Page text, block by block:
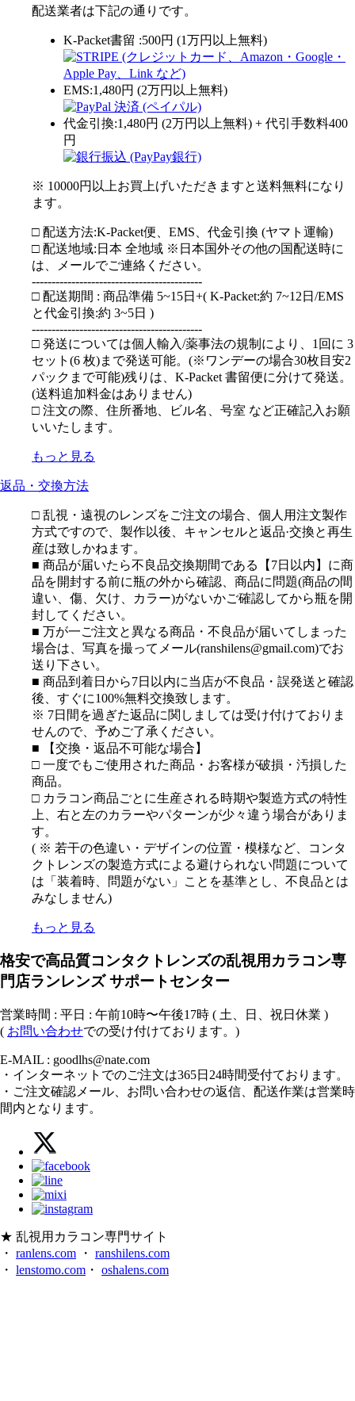
配送業者は下記の通りです。
K-Packet書留 :500円 (1万円以上無料)
EMS:1,480円 (2万円以上無料)
代金引換:1,480円 (2万円以上無料) + 代引手数料400
円
※ 10000円以上お買上げいただきますと送料無料になり
ます。
□ 配送方法:K-Packet便、EMS、代金引換 (ヤマト運輸)
□ 配送地域:日本 全地域 ※日本国外その他の国配送時に
は、メールでご連絡ください。
-------------------------------------------
□ 配送期間 : 商品準備 5~15日+( K-Packet:約 7~12日/EMS
と代金引換:約 3~5日 )
-------------------------------------------
□ 発送については個人輸入/薬事法の規制により、1回に 3
セット(6 枚)まで発送可能。(※ワンデーの場合30枚目安2
パックまで可能)残りは、K-Packet 書留便に分けて発送。
(送料追加料金はありません)
□ 注文の際、住所番地、ビル名、号室 など正確記入お願
いいたします。
もっと見る
返品・交換方法
□ 乱視・遠視のレンズをご注文の場合、個人用注文製作
方式ですので、製作以後、キャンセルと返品·交換と再生
産は致しかねます。
■ 商品が届いたら不良品交換期間である【7日以内】に商
品を開封する前に瓶の外から確認、商品に問題(商品の間
違い、傷、欠け、カラー)がないかご確認してから瓶を開
封してください。
■ 万が一ご注文と異なる商品・不良品が届いてしまった
場合は、写真を撮ってメール(ranshilens@gmail.com)でお
送り下さい。
■ 商品到着日から7日以内に当店が不良品・誤発送と確認
後、すぐに100%無料交換致します。
※ 7日間を過ぎた返品に関しましては受け付けておりま
せんので、予めご了承ください。
■ 【交換・返品不可能な場合】
□ 一度でもご使用された商品・お客様が破損・汚損した
商品。
□ カラコン商品ごとに生産される時期や製造方式の特性
上、右と左のカラーやパターンが少々違う場合がありま
す。
( ※ 若干の色違い・デザインの位置・模様など、コンタ
クトレンズの製造方式による避けられない問題について
は「装着時、問題がない」ことを基準とし、不良品とは
みなしません)
もっと見る
格安で高品質コンタクトレンズの乱視用カラコン専
門店ランレンズ サポートセンター
営業時間 : 平日 : 午前10時〜午後17時 ( 土、日、祝日休業 )
( お問い合わせでの受け付けております。)
E-MAIL : goodlhs@nate.com
・インターネットでのご注文は365日24時間受付ております。
・ご注文確認メール、お問い合わせの返信、配送作業は営業時
間内となります。
★ 乱視用カラコン専門サイト
・ ranlens.com ・ ranshilens.com
・ lenstomo.com ・ oshalens.com